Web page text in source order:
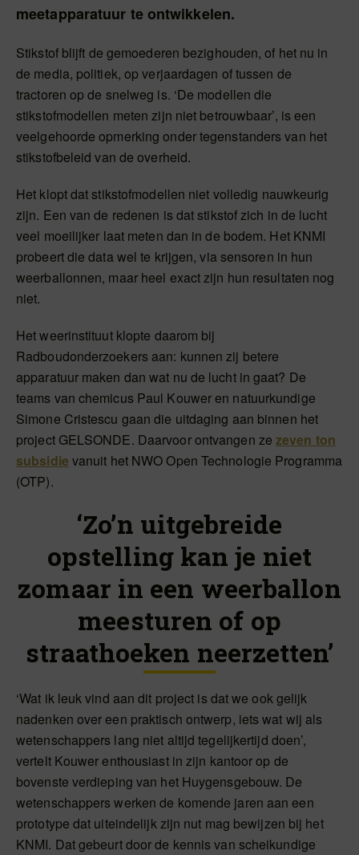
meetapparatuur te ontwikkelen.
Stikstof blijft de gemoederen bezighouden, of het nu in
de media, politiek, op verjaardagen of tussen de
tractoren op de snelweg is. ‘De modellen die
stikstofmodellen meten zijn niet betrouwbaar’, is een
veelgehoorde opmerking onder tegenstanders van het
stikstofbeleid van de overheid.
Het klopt dat stikstofmodellen niet volledig nauwkeurig
zijn. Een van de redenen is dat stikstof zich in de lucht
veel moeilijker laat meten dan in de bodem. Het KNMI
probeert die data wel te krijgen, via sensoren in hun
weerballonnen, maar heel exact zijn hun resultaten nog
niet.
Het weerinstituut klopte daarom bij
Radboudonderzoekers aan: kunnen zij betere
apparatuur maken dan wat nu de lucht in gaat? De
teams van chemicus Paul Kouwer en natuurkundige
Simone Cristescu gaan die uitdaging aan binnen het
project GELSONDE. Daarvoor ontvangen zezeven ton
subsidie vanuit het NWO Open Technologie Programma
(OTP).
‘Zo’n uitgebreide
opstelling kan je niet
zomaar in een weerballon
meesturen of op
straathoeken neerzetten’
‘Wat ik leuk vind aan dit project is dat we ook gelijk
nadenken over een praktisch ontwerp, iets wat wij als
wetenschappers lang niet altijd tegelijkertijd doen’,
vertelt Kouwer enthousiast in zijn kantoor op de
bovenste verdieping van het Huygensgebouw. De
wetenschappers werken de komende jaren aan een
prototype dat uiteindelijk zijn nut mag bewijzen bij het
KNMI. Dat gebeurt door de kennis van scheikundige